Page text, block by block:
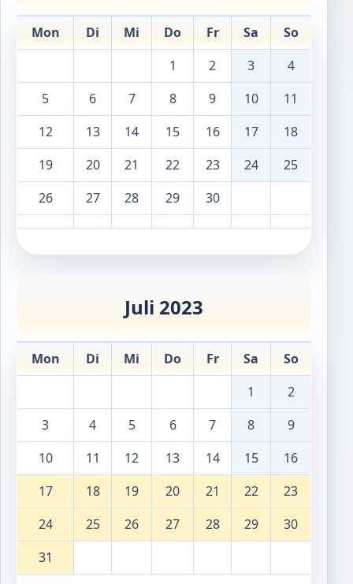
Mon Di Mi Do Fr Sa
So
1
2 3
4
5
6 7 8 9 10
11
12
13 14 15 16 17
18
19
20 21 22 23 24
25
26
27 28 29 30
Juli 2023
Mon Di Mi Do Fr Sa
So
1
2
3
4 5 6 7 8
9
10
11 12 13 14 15
16
17
18 19 20 21 22
23
24
25 26 27 28 29
30
31